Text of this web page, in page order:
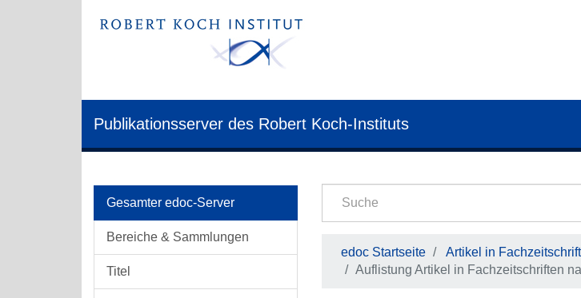
Publikationsserver des Robert Koch-Instituts
Gesamter edoc-Server
Bereiche & Sammlungen
Titel
edoc Startseite Artikel in
Auflistung Artikel in Fachzeitschriften